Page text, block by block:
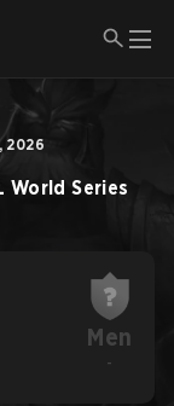
2026
World Series
Men
-